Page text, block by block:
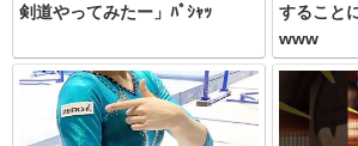
剣道やってみたー」ﾊﾟｼｬｯ
すること
www